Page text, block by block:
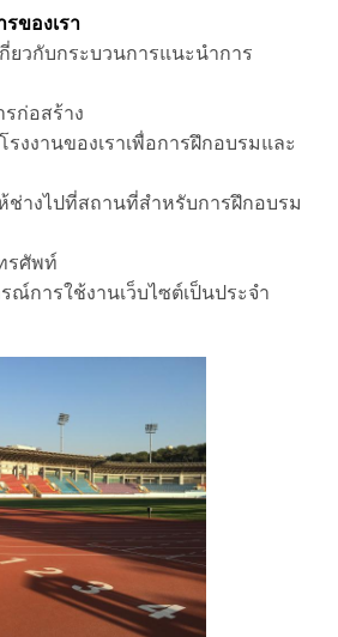
ของเรา
ยวกับกระบวนการแนะนําการ
ก่อสร้าง
งงานของเราเพื่อการฝึกอบรมและ
ช่างไปที่สถานที่สําหรับการฝึกอบรม
รศัพท์
ณ์การใช้งานเว็บไซต์เป็นประจํา